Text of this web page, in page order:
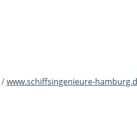
/www.schiffsingenieure-